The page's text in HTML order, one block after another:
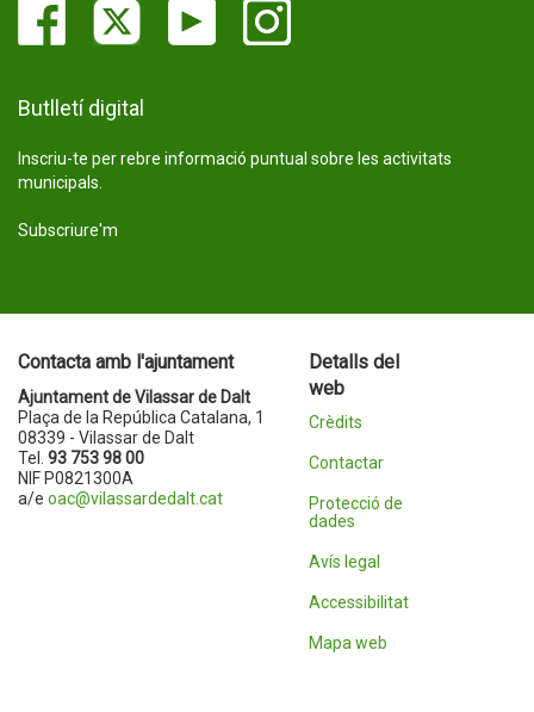
Butlletí digital
Inscriu-te per rebre informació puntual sobre les activitats
municipals.
Subscriure'm
Contacta amb l'ajuntament
Ajuntament de Vilassar de Dalt
Plaça de la República Catalana, 1
08339 - Vilassar de Dalt
Tel. 93 753 98 00
NIF P0821300A
a/e oac@vilassardedalt.cat
Detalls del
web
Crèdits
Contactar
Protecció de
dades
Avís legal
Accessibilitat
Mapa web